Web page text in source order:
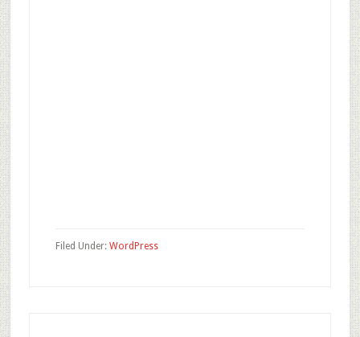
Filed Under: WordPress